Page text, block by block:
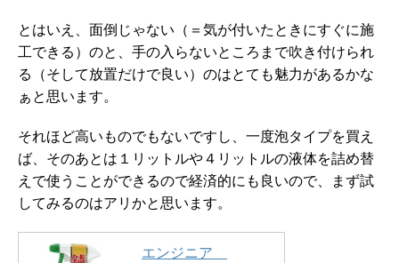
とはいえ、面倒じゃない（＝気が付いたときにすぐに施
工できる）のと、手の入らないところまで吹き付けられ
る（そして放置だけで良い）のはとても魅力があるかな
ぁと思います。
それほど高いものでもないですし、一度泡タイプを買え
ば、そのあとは１リットルや４リットルの液体を詰め替
えで使うことができるので経済的にも良いので、まず試
してみるのはアリかと思います。
エンジニア